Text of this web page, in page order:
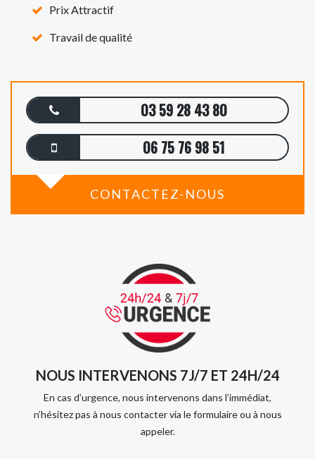
Prix Attractif
Travail de qualité
03 59 28 43 80
06 75 76 98 51
CONTACTEZ-NOUS
NOUS INTERVENONS 7J/7 ET 24H/24
En cas d’urgence, nous intervenons dans l’immédiat,
n’hésitez pas à nous contacter via le formulaire ou à nous
appeler.